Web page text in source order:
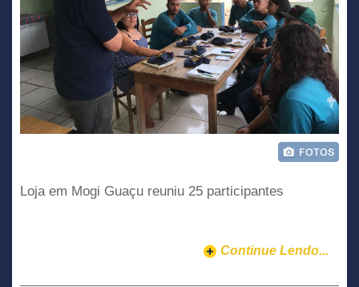
Loja em Mogi Guaçu reuniu 25 participantes
Continue Lendo...